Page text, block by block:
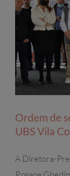
Ordem de
UBS Vila
A Diretora-